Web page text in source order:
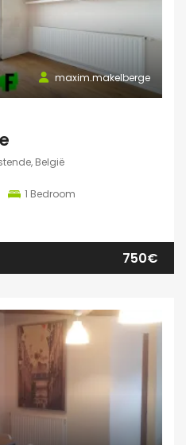
maxim.makelberge
België
1 Bedroom
750€